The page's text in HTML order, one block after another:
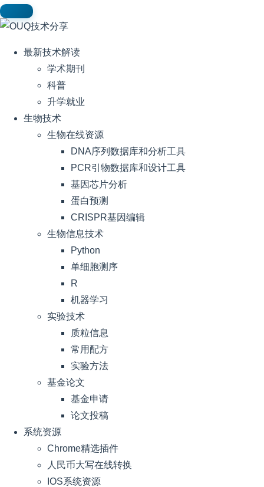
最新技术解读
学术期刊
科普
升学就业
生物技术
生物在线资源
DNA序列数据库和分析工具
PCR引物数据库和设计工具
基因芯片分析
蛋白预测
CRISPR基因编辑
生物信息技术
Python
单细胞测序
R
机器学习
实验技术
质粒信息
常用配方
实验方法
基金论文
基金申请
论文投稿
系统资源
Chrome精选插件
人民币大写在线转换
IOS系统资源